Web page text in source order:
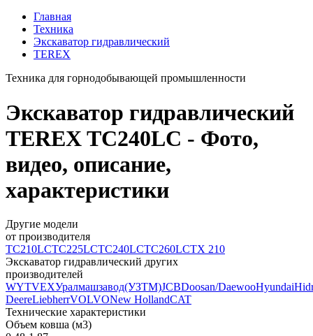
Главная
Техника
Экскаватор гидравлический
TEREX
Техника для горнодобывающей промышленности
Экскаватор гидравлический
TEREX TC240LC - Фото,
видео, описание,
характеристики
Другие модели
от производителя
TC210LCTC225LCTC240LCTC260LCTX 210
Экскаватор гидравлический других
производителей
WYTVEXУралмашзавод(УЗТМ)JCBDoosan/DaewooHyundai
DeereLiebherrVOLVONew HollandCAT
Технические характеристики
Объем ковша (м3)